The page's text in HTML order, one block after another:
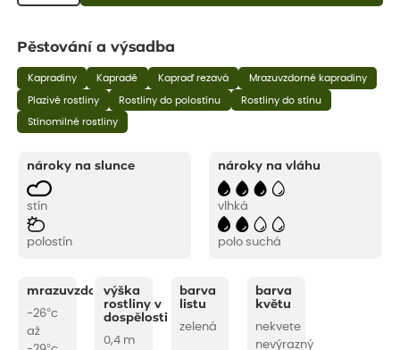
Pěstování a výsadba
Kapradiny Kapradě Kapraď rezavá Mrazuvzdorné kapradiny
Plazivé rostliny Rostliny do polostínu Rostliny do stínu
Stínomilné rostliny
nároky na slunce
stín
polostín
nároky na vláhu
vlhká
polo suchá
mrazuvzdornost
-26°c
až
výška
rostliny v
dospělosti
0,4 m
barva
listu
zelená
barva
květu
nekvete
nevýrazný